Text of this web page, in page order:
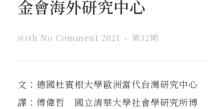
金會海外研究中心
with No Comment 2021 第32期
文：德國杜賓根大學歐洲當代台灣研究中心
譯：傅偉哲 國立清華大學社會學研究所博